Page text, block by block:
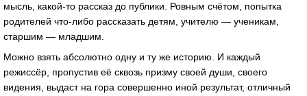
мысль, какой-то рассказ до публики. Ровным счётом, попытка
родителей что-либо рассказать детям, учителю — ученикам,
старшим — младшим.
Можно взять абсолютно одну и ту же историю. И каждый
режиссёр, пропустив её сквозь призму своей души, своего
видения, выдаст на гора совершенно иной результат, отличный